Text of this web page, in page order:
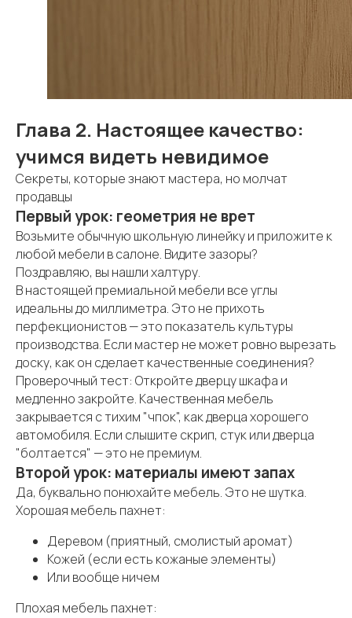
Глава 2. Настоящее качество:
учимся видеть невидимое
Секреты, которые знают мастера, но молчат
продавцы
Первый урок: геометрия не врет
Возьмите обычную школьную линейку и приложите к
любой мебели в салоне. Видите зазоры?
Поздравляю, вы нашли халтуру.
В настоящей премиальной мебели все углы
идеальны до миллиметра. Это не прихоть
перфекционистов — это показатель культуры
производства. Если мастер не может ровно вырезать
доску, как он сделает качественные соединения?
Проверочный тест: Откройте дверцу шкафа и
медленно закройте. Качественная мебель
закрывается с тихим "чпок", как дверца хорошего
автомобиля. Если слышите скрип, стук или дверца
"болтается" — это не премиум.
Второй урок: материалы имеют запах
Да, буквально понюхайте мебель. Это не шутка.
Хорошая мебель пахнет:
Деревом (приятный, смолистый аромат)
Кожей (если есть кожаные элементы)
Или вообще ничем
Плохая мебель пахнет: